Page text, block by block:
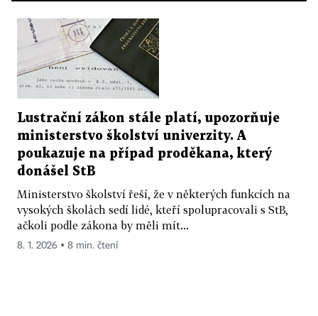
Lustrační zákon stále platí, upozorňuje
ministerstvo školství univerzity. A
poukazuje na případ proděkana, který
donášel StB
Ministerstvo školství řeší, že v některých funkcích na
vysokých školách sedí lidé, kteří spolupracovali s StB,
ačkoli podle zákona by měli mít...
8. 1. 2026 ▪ 8 min. čtení